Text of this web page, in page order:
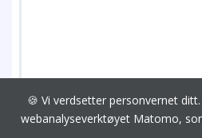
🍪 Vi verdsetter personvernet
webanalyseverktøyet Matomo,